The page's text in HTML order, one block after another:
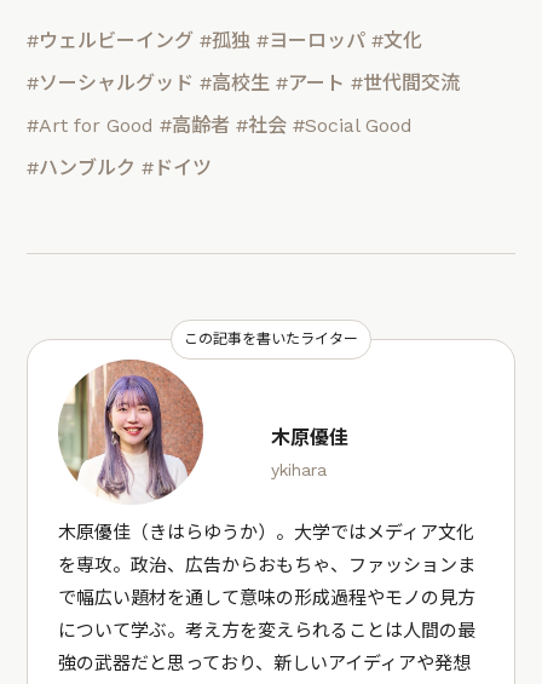
#ウェルビーイング #孤独 #ヨーロッパ #文化
#ソーシャルグッド #高校生 #アート #世代間交流
#Art for Good #高齢者 #社会 #Social Good
#ハンブルク #ドイツ
この記事を書いたライター
木原優佳
ykihara
木原優佳（きはらゆうか）。大学ではメディア文化
を専攻。政治、広告からおもちゃ、ファッションま
で幅広い題材を通して意味の形成過程やモノの見方
について学ぶ。考え方を変えられることは人間の最
強の武器だと思っており、新しいアイディアや発想